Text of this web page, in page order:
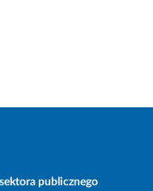
publicznego